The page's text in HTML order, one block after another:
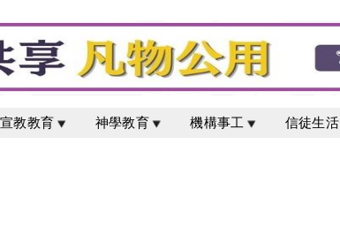
宣教教育 神學教育 機構事工 信徒生活